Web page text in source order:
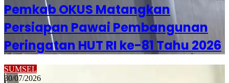
Pemkab OKUS Matangkan
Persiapan Pawai Pembangunan
Peringatan HUT RI ke-81 Tahu 2026
SUMSEL
30/07/2026